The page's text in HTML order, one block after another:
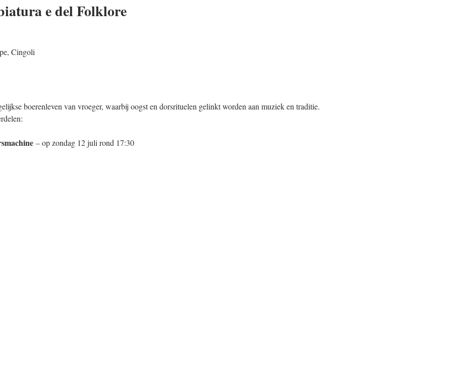
e del Folklore
Cingoli
boerenleven van vroeger, waarbij oogst en dorsrituelen gelinkt worden aan muziek en traditie.
– op zondag 12 juli rond 17:30